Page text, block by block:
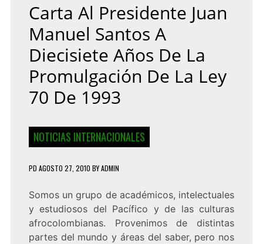
Carta Al Presidente Juan
Manuel Santos A
Diecisiete Años De La
Promulgación De La Ley
70 De 1993
NOTICIAS INTERNACIONALES
PD AGOSTO 27, 2010 BYADMIN
Somos un grupo de académicos, intelectuales
y estudiosos del Pacífico y de las culturas
afrocolombianas. Provenimos de distintas
partes del mundo y áreas del saber, pero nos